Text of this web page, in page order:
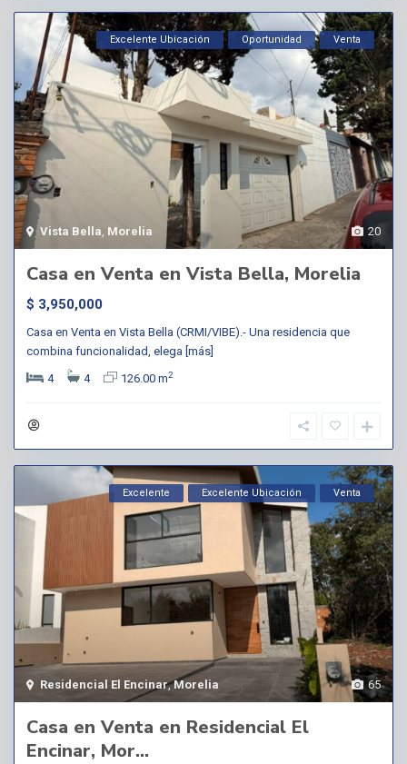
20
Vista Bella Morelia
Excelente Ubicación Oportunidad Venta
Casa en Venta en Vista Bella, Morelia
$ 3,950,000
Casa en Venta en Vista Bella (CRMI/VIBE).- Una residencia que
combina funcionalidad, elega [más]
4
4 126.00 m2
65
Residencial El Encinar,Morelia
Excelente Excelente Ubicación Venta
Casa en Venta en Residencial El
Encinar, Mor...